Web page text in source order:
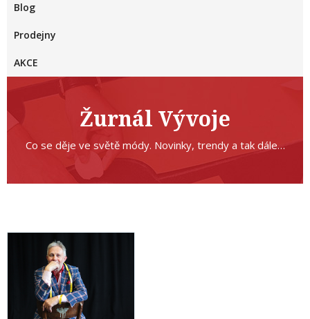
Blog
Prodejny
AKCE
Žurnál Vývoje
Co se děje ve světě módy. Novinky, trendy a tak dále…